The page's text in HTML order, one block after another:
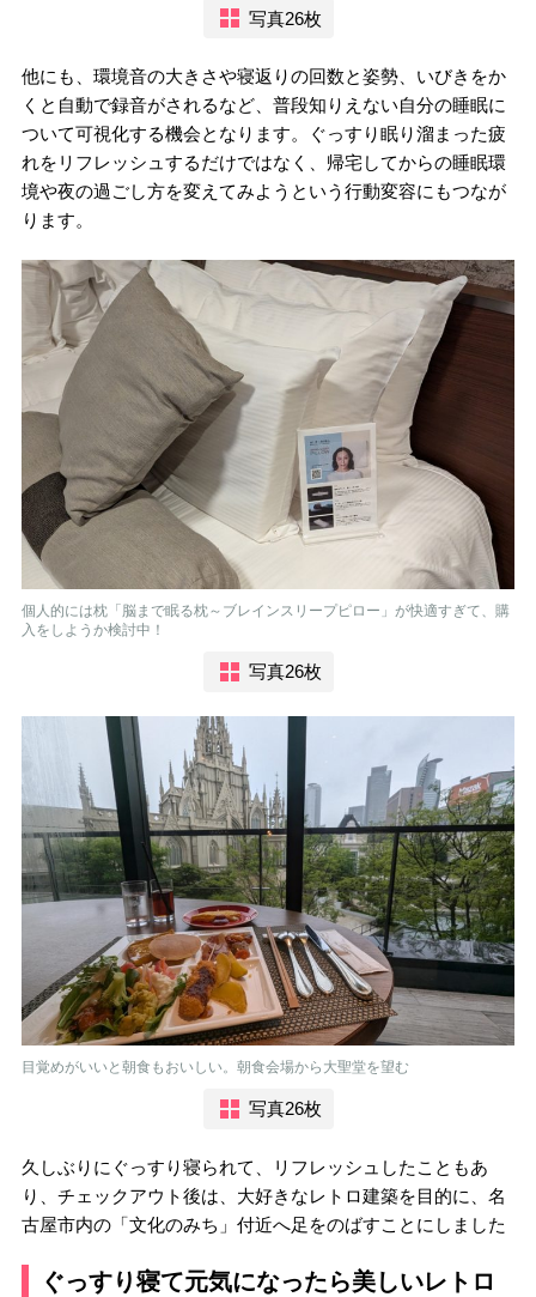
写真26枚
他にも、環境音の大きさや寝返りの回数と姿勢、いびきをか
くと自動で録音がされるなど、普段知りえない自分の睡眠に
ついて可視化する機会となります。ぐっすり眠り溜まった疲
れをリフレッシュするだけではなく、帰宅してからの睡眠環
境や夜の過ごし方を変えてみようという行動変容にもつなが
ります。
個人的には枕「脳まで眠る枕～ブレインスリープピロー」が快適すぎて、購
入をしようか検討中！
写真26枚
目覚めがいいと朝食もおいしい。朝食会場から大聖堂を望む
写真26枚
久しぶりにぐっすり寝られて、リフレッシュしたこともあ
り、チェックアウト後は、大好きなレトロ建築を目的に、名
古屋市内の「文化のみち」付近へ足をのばすことにしました
ぐっすり寝て元気になったら美しいレトロ